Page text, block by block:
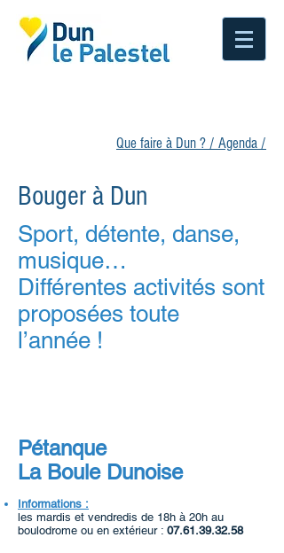
Que faire à Dun ? / Agenda /
Bouger à Dun
Sport, détente, danse,
musique…
Différentes activités sont
proposées toute
l’année !
Pétanque
La Boule Dunoise
Informations :
les mardis et vendredis de 18h à 20h au
boulodrome ou en extérieur : 07.61.39.32.58